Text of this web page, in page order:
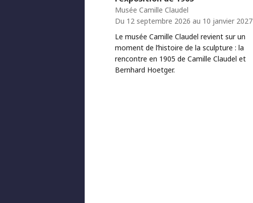
Musée Camille Claudel
Du 12 septembre 2026 au 10 janvier 2027
Le musée Camille Claudel revient sur un
moment de l’histoire de la sculpture : la
rencontre en 1905 de Camille Claudel et
Bernhard Hoetger.